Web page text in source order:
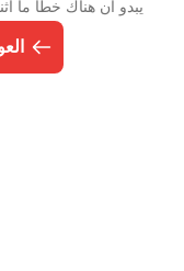
يبدو أن هناك خطأ ما